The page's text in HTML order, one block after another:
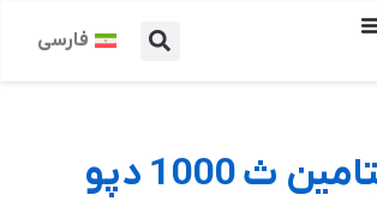
فارسی
ث 1000 دپو